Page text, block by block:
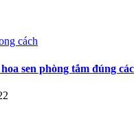
cách
sen phòng tắm đúng